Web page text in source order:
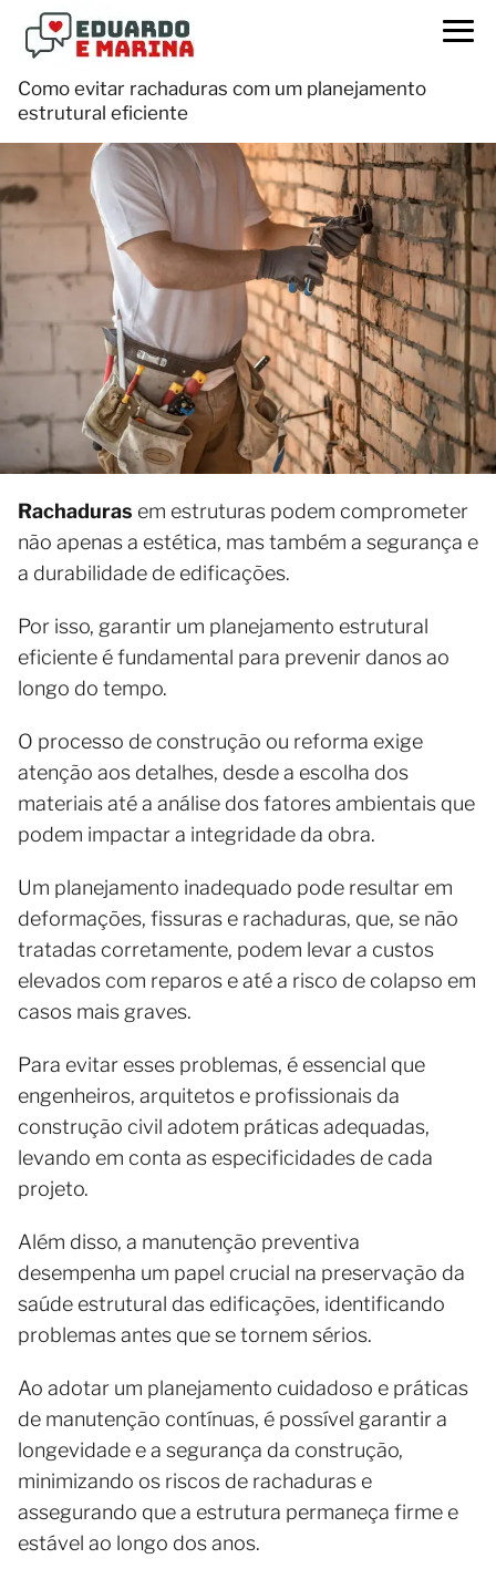
Como evitar rachaduras com um planejamento
estrutural eficiente
Rachaduras em estruturas podem comprometer
não apenas a estética, mas também a segurança e
a durabilidade de edificações.
Por isso, garantir um planejamento estrutural
eficiente é fundamental para prevenir danos ao
longo do tempo.
O processo de construção ou reforma exige
atenção aos detalhes, desde a escolha dos
materiais até a análise dos fatores ambientais que
podem impactar a integridade da obra.
Um planejamento inadequado pode resultar em
deformações, fissuras e rachaduras, que, se não
tratadas corretamente, podem levar a custos
elevados com reparos e até a risco de colapso em
casos mais graves.
Para evitar esses problemas, é essencial que
engenheiros, arquitetos e profissionais da
construção civil adotem práticas adequadas,
levando em conta as especificidades de cada
projeto.
Além disso, a manutenção preventiva
desempenha um papel crucial na preservação da
saúde estrutural das edificações, identificando
problemas antes que se tornem sérios.
Ao adotar um planejamento cuidadoso e práticas
de manutenção contínuas, é possível garantir a
longevidade e a segurança da construção,
minimizando os riscos de rachaduras e
assegurando que a estrutura permaneça firme e
estável ao longo dos anos.